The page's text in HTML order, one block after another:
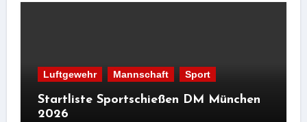
Luftgewehr Mannschaft Sport
Startliste Sportschießen DM München
2026